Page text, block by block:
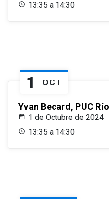
13:35 a 14:30
1 OCT
Yvan Becard, PUC Río
1 de Octubre de 2024
13:35 a 14:30